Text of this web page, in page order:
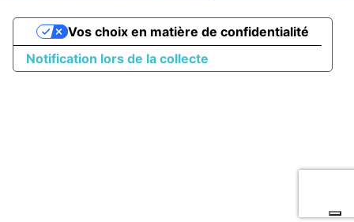
Notification lors de la collecte
Vos choix en matière de confidentialité